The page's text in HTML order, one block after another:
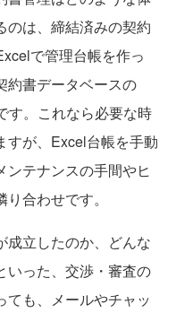
は、締結済みの契約
で管理台帳を作っ
約書データベースの
す。これなら必要な時
すが、Excel台帳を手動
ンテナンスの手間やヒ
合わせです。
立したのか、どんな
いった、交渉・審査の
ても、メールやチャッ